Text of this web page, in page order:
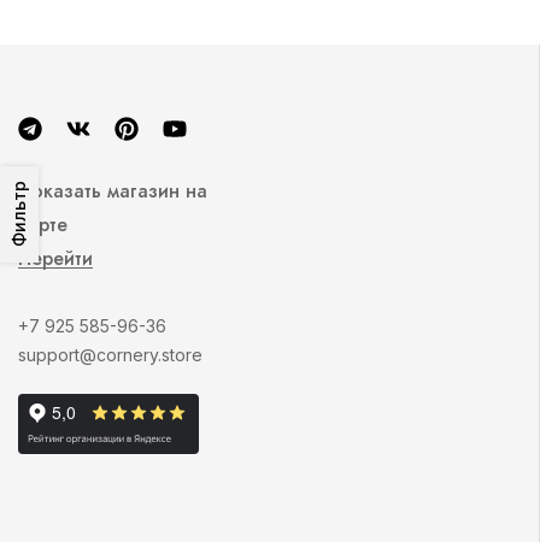
ФильтрПоказать магазин на
карте
Перейти
+7 925 585-96-36
support@cornery.store